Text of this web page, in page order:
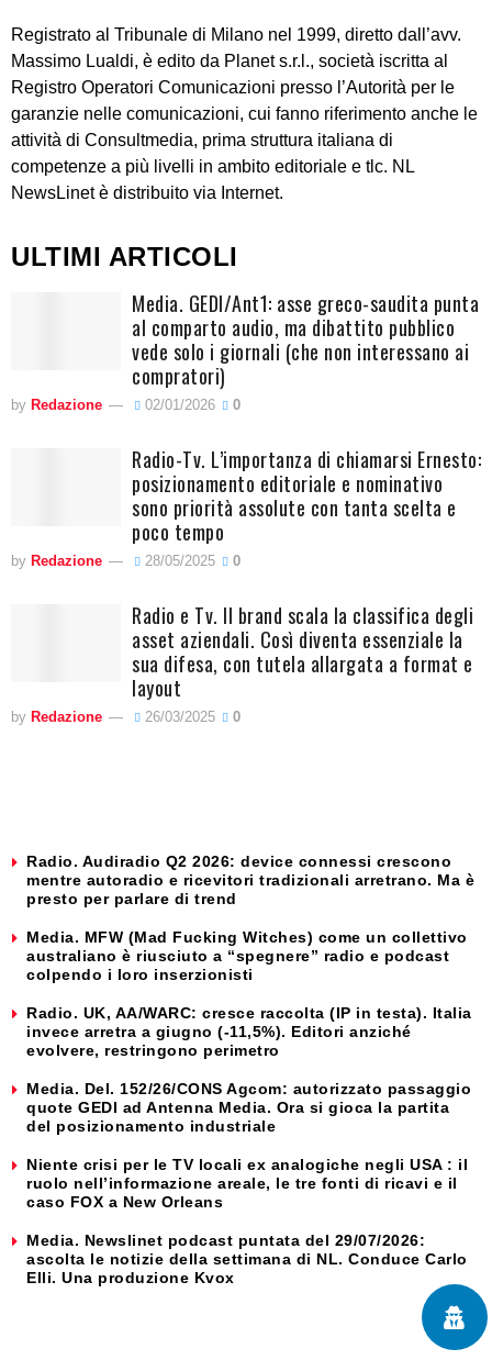
Registrato al Tribunale di Milano nel 1999, diretto dall’avv.
Massimo Lualdi, è edito da Planet s.r.l., società iscritta al
Registro Operatori Comunicazioni presso l’Autorità per le
garanzie nelle comunicazioni, cui fanno riferimento anche le
attività di Consultmedia, prima struttura italiana di
competenze a più livelli in ambito editoriale e tlc. NL
NewsLinet è distribuito via Internet.
ULTIMI ARTICOLI
Media. GEDI/Ant1: asse greco-saudita punta
al comparto audio, ma dibattito pubblico
vede solo i giornali (che non interessano ai
compratori)
by Redazione 02/01/2026 0
Radio-Tv. L’importanza di chiamarsi Ernesto:
posizionamento editoriale e nominativo
sono priorità assolute con tanta scelta e
poco tempo
by Redazione 28/05/2025 0
Radio e Tv. Il brand scala la classifica degli
asset aziendali. Così diventa essenziale la
sua difesa, con tutela allargata a format e
layout
by Redazione 26/03/2025 0
Radio. Audiradio Q2 2026: device connessi crescono
mentre autoradio e ricevitori tradizionali arretrano. Ma è
presto per parlare di trend
Media. MFW (Mad Fucking Witches) come un collettivo
australiano è riusciuto a “spegnere” radio e podcast
colpendo i loro inserzionisti
Radio. UK, AA/WARC: cresce raccolta (IP in testa). Italia
invece arretra a giugno (-11,5%). Editori anziché
evolvere, restringono perimetro
Media. Del. 152/26/CONS Agcom: autorizzato passaggio
quote GEDI ad Antenna Media. Ora si gioca la partita
del posizionamento industriale
Niente crisi per le TV locali ex analogiche negli USA : il
ruolo nell’informazione areale, le tre fonti di ricavi e il
caso FOX a New Orleans
Media. Newslinet podcast puntata del 29/07/2026:
ascolta le notizie della settimana di NL. Conduce Carlo
Elli. Una produzione Kvox